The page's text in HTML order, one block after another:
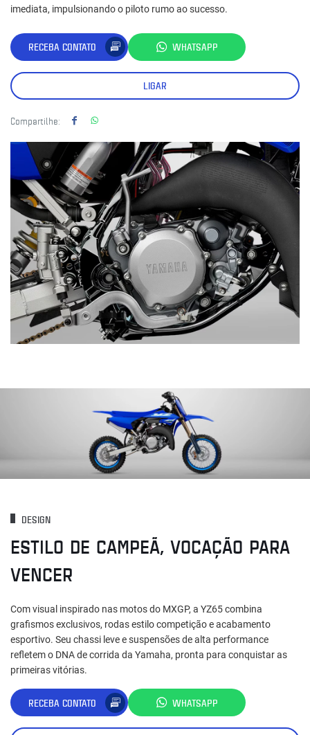
imediata, impulsionando o piloto rumo ao sucesso.
RECEBA CONTATO WHATSAPP
LIGAR
Compartilhe:
DESIGN
ESTILO DE CAMPEÃ, VOCAÇÃO PARA
VENCER
Com visual inspirado nas motos do MXGP, a YZ65 combina
grafismos exclusivos, rodas estilo competição e acabamento
esportivo. Seu chassi leve e suspensões de alta performance
refletem o DNA de corrida da Yamaha, pronta para conquistar as
primeiras vitórias.
RECEBA CONTATO WHATSAPP